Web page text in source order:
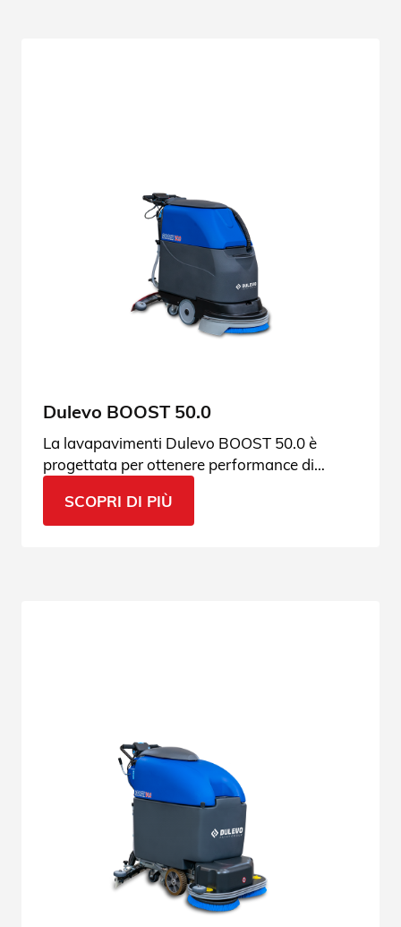
Dulevo BOOST 50.0
La lavapavimenti Dulevo BOOST 50.0 è
progettata per ottenere performance di
senza impegno.
SCOPRI DI PIÙ